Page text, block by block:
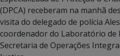
(DPCA) receberam na manhã
visita do delegado de polícia
coordenador do Laboratório de
Secretaria de Operações